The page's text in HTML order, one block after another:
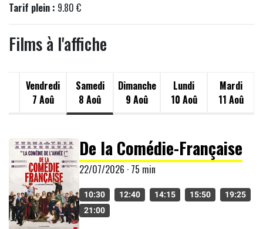
Tarif plein : 9.80 €
Films à l'affiche
Vendredi
7 Aoû
Samedi
8 Aoû
Dimanche
9 Aoû
Lundi
10 Aoû
Mardi
11 Aoû
De la Comédie-Française
22/07/2026 · 75 min
10:30 12:40 14:15 15:50
19:25
21:00